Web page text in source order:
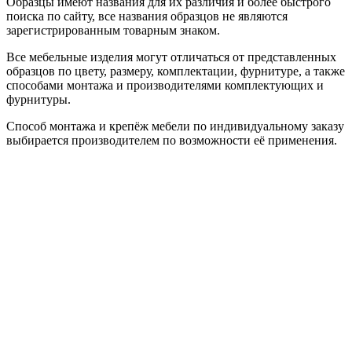
поиска по сайту, все названия образцов не являются
зарегистрированным товарным знаком.
Все мебельные изделия могут отличаться от представленных
образцов по цвету, размеру, комплектации, фурнитуре, а также
способами монтажа и производителями комплектующих и
фурнитуры.
Способ монтажа и крепёж мебели по индивидуальному заказу
выбирается производителем по возможности её применения.